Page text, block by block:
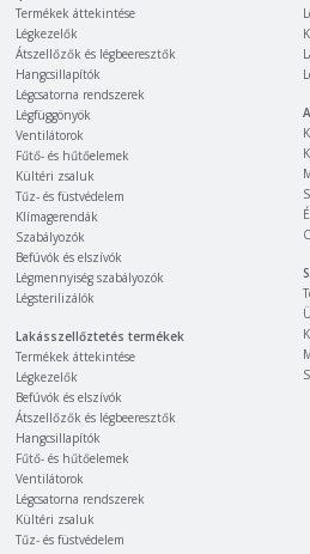
Termékek áttekintése
Légkezelők
Átszellőzők és légbeeresztők
Hangcsillapítók
Légcsatorna rendszerek
Légfüggönyök
Ventilátorok
Fűtő- és hűtőelemek
Kültéri zsaluk
Tűz- és füstvédelem
Klímagerendák
Szabályozók
Befúvók és elszívók
Légmennyiség szabályozók
Légsterilizálók
Lakásszellőztetés termékek
Termékek áttekintése
Légkezelők
Befúvók és elszívók
Átszellőzők és légbeeresztők
Hangcsillapítók
Fűtő- és hűtőelemek
Ventilátorok
Légcsatorna rendszerek
Kültéri zsaluk
Tűz- és füstvédelem